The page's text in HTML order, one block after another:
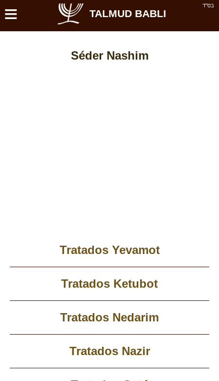
בס''ד ≡ TALMUD BABLI
Séder Nashim
Tratados Yevamot
Tratados Ketubot
Tratados Nedarim
Tratados Nazir